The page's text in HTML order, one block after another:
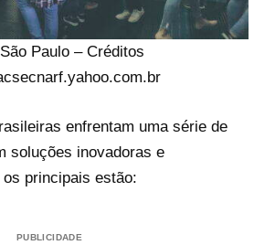
Paulo – Créditos
enfrentam uma série de
soluções inovadoras e
principais estão:
PUBLICIDADE